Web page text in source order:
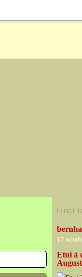
ELOGE
17
Etui à